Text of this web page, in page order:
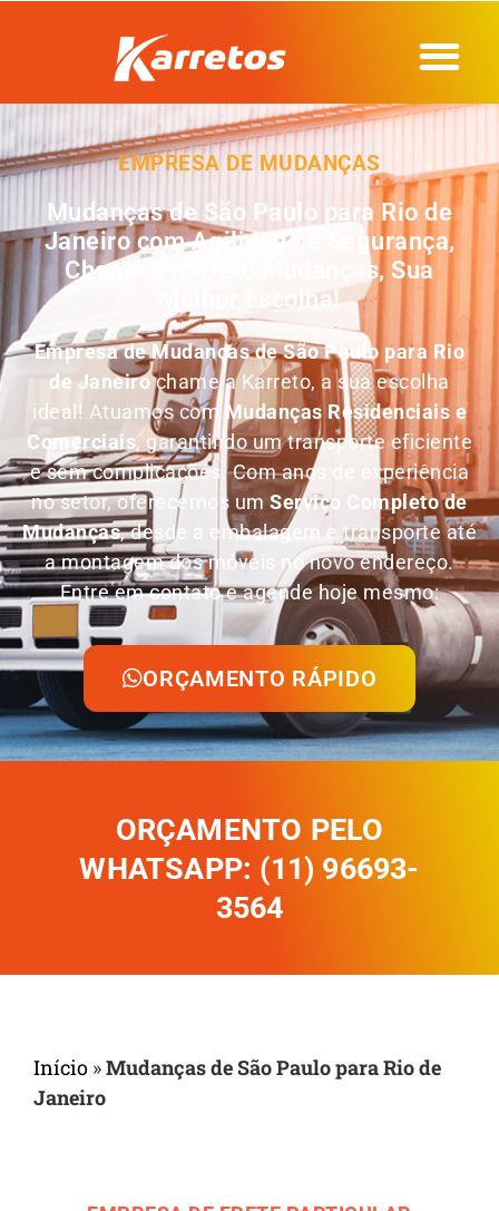
EMPRESA DE MUDANÇAS
Mudanças de São Paulo para Rio de
Janeiro com Agilidade e Segurança,
Chame a Karreto Mudanças, Sua
Melhor Escolha!
Empresa deMudanças de São Paulo para Rio
de Janeirochame a Karreto, a sua escolha
ideal! Atuamos comMudanças Residenciais e
Comerciais, garantindo um transporte eficiente
e sem complicações. Com anos de experiência
no setor, oferecemos umServiço Completo de
Mudanças, desde a embalagem e transporte até
a montagem dos móveis no novo endereço.
Entre em contato e agende hoje mesmo:
ORÇAMENTO RÁPIDO
ORÇAMENTO PELO
WHATSAPP: (11) 96693-
3564
Início »Mudanças de São Paulo para Rio de
Janeiro